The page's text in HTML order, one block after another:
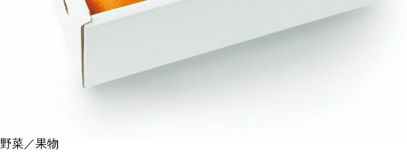
野菜／果物